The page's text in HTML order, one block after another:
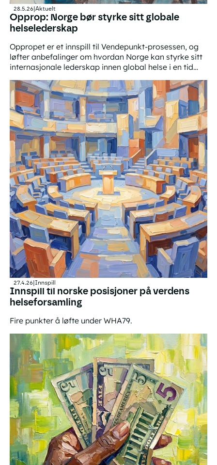
28.5.26 Aktuelt
Opprop: Norge bør styrke sitt globale
helselederskap
Oppropet er et innspill til Vendepunkt-prosessen, og
løfter anbefalinger om hvordan Norge kan styrke sitt
internasjonale lederskap innen global helse i en tid
samarbeid.
27.4.26 Innspill
Innspill til norske posisjoner på verdens
helseforsamling
Fire punkter å løfte under WHA79.